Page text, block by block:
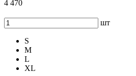
4 470
шт
S
M
L
XL